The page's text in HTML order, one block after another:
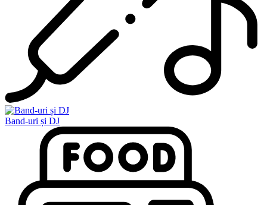
Band-uri și DJ